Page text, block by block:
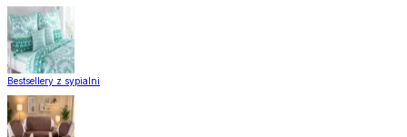
Bestsellery z sypialni